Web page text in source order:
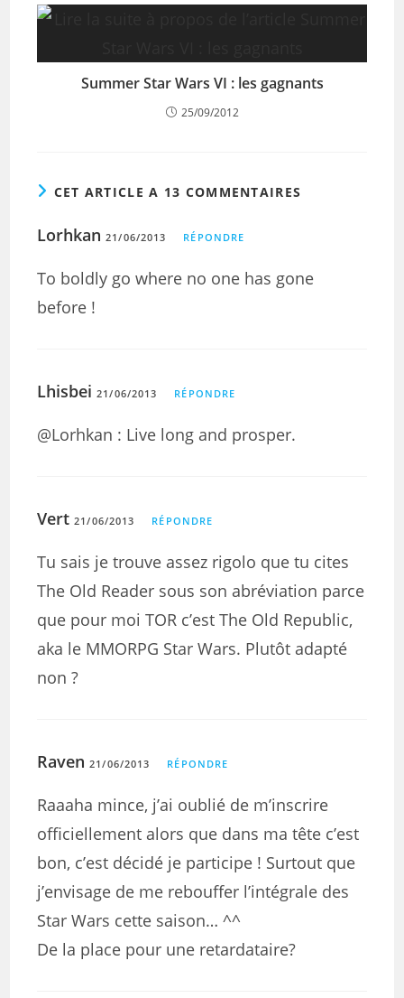
Summer Star Wars VI : les gagnants
25/09/2012
CET ARTICLE A 13 COMMENTAIRES
Lorhkan 21/06/2013 RÉPONDRE
To boldly go where no one has gone
before !
Lhisbei 21/06/2013 RÉPONDRE
@Lorhkan : Live long and prosper.
Vert 21/06/2013 RÉPONDRE
Tu sais je trouve assez rigolo que tu cites
The Old Reader sous son abréviation parce
que pour moi TOR c’est The Old Republic,
aka le MMORPG Star Wars. Plutôt adapté
non ?
Raven 21/06/2013 RÉPONDRE
Raaaha mince, j’ai oublié de m’inscrire
officiellement alors que dans ma tête c’est
bon, c’est décidé je participe ! Surtout que
j’envisage de me rebouffer l’intégrale des
Star Wars cette saison… ^^
De la place pour une retardataire?